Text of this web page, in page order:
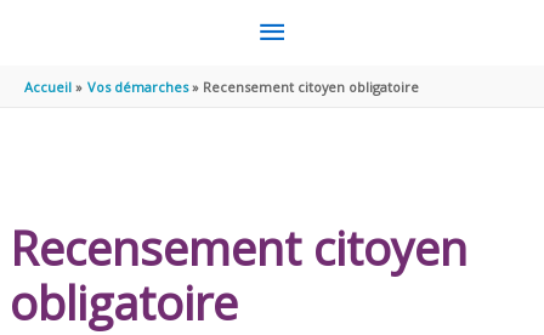
MENU
PRINCIPAL
Accueil Vos démarches Recensement citoyen obligatoire
Recensement citoyen
obligatoire